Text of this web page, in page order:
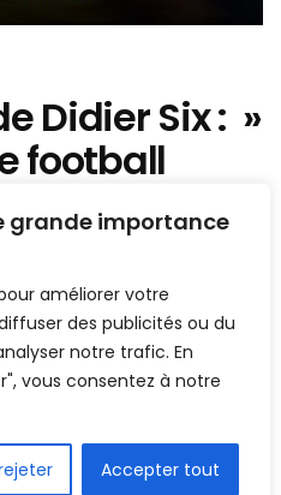
grande importance
améliorer votre
des publicités ou du
notre trafic. En
vous consentez à notre
Accepter tout
Didier Six : »
football
»,
Bangoura
de lecture:2 minutes
A A